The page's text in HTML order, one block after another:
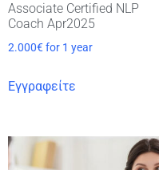
Associate Certified NLP
Coach Apr2025
2.000€for 1 year
Εγγραφείτε